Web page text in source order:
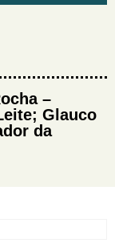
–
Glauco
da